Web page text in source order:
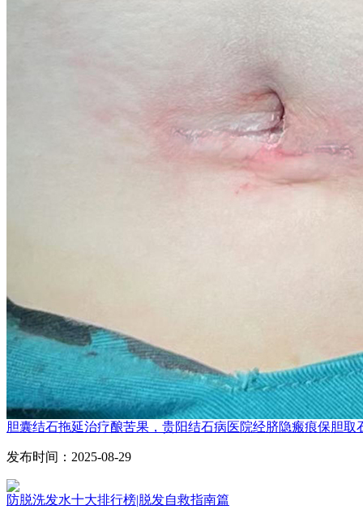
胆囊结石拖延治疗酿苦果，贵阳结石病医院经脐隐瘢痕保胆取
发布时间：2025-08-29
防脱洗发水十大排行榜|脱发自救指南篇